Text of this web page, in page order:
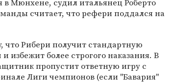
в Мюнхене, судил итальянец Роберто
считает, что рефери поддался на
что Рибери получит стандартную
более строгого наказания. В
пропустит ответную игру с
Лиги чемпионов (если "Бавария"